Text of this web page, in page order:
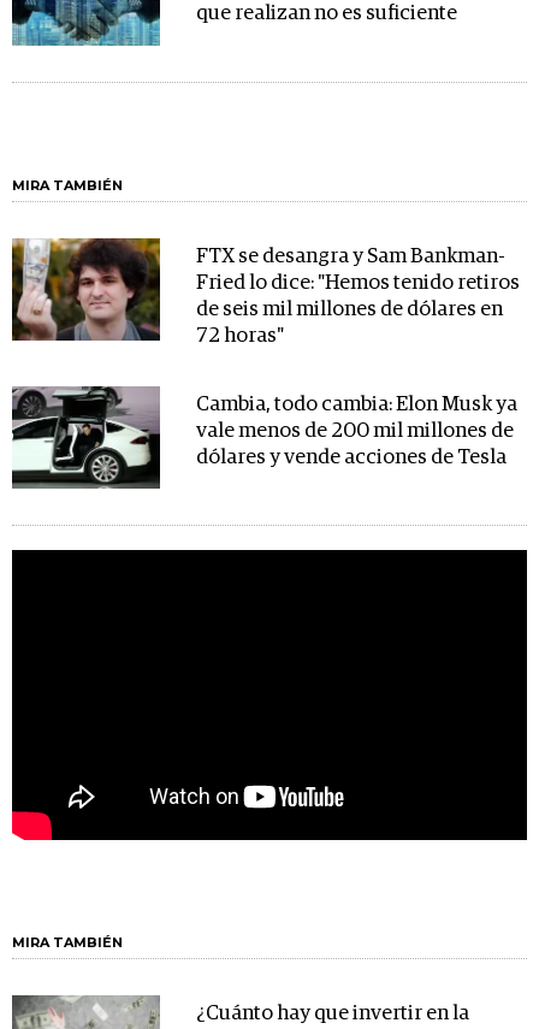
que realizan no es suficiente
MIRA TAMBIÉN
FTX se desangra y Sam Bankman-
Fried lo dice: "Hemos tenido retiros
de seis mil millones de dólares en
72 horas"
Cambia, todo cambia: Elon Musk ya
vale menos de 200 mil millones de
dólares y vende acciones de Tesla
MIRA TAMBIÉN
¿Cuánto hay que invertir en la